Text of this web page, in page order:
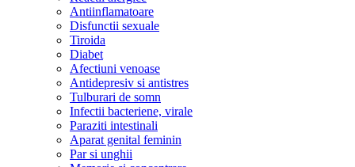
Antiinflamatoare
Disfunctii sexuale
Tiroida
Diabet
Afectiuni venoase
Antidepresiv si antistres
Tulburari de somn
Infectii bacteriene, virale
Paraziti intestinali
Aparat genital feminin
Par si unghii